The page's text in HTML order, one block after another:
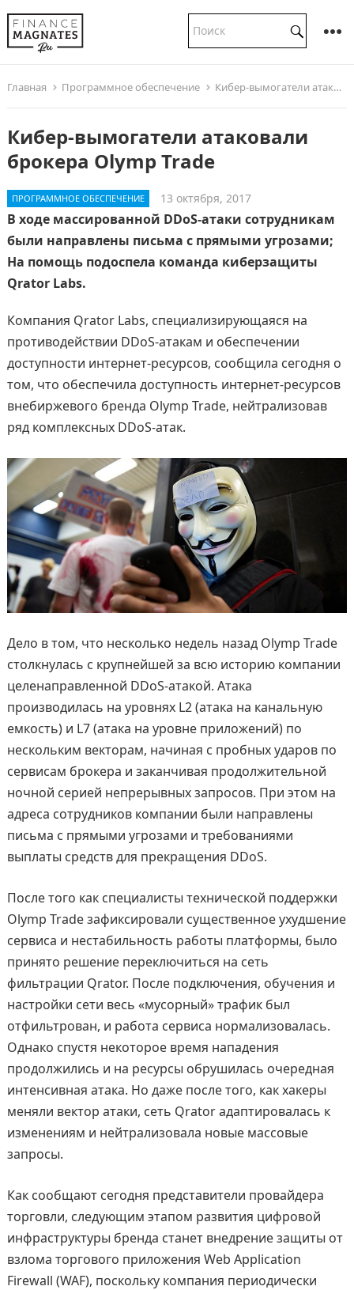
Главная Программное обеспечение Кибер-вымогатели атаковали брокера Olymp Trade
Кибер-вымогатели атаковали
брокера Olymp Trade
ПРОГРАММНОЕ ОБЕСПЕЧЕНИЕ 13 октября, 2017
В ходе массированной DDoS-атаки сотрудникам
были направлены письма с прямыми угрозами;
На помощь подоспела команда киберзащиты
Qrator Labs.
Компания Qrator Labs, специализирующаяся на
противодействии DDoS-атакам и обеспечении
доступности интернет-ресурсов, сообщила сегодня о
том, что обеспечила доступность интернет-ресурсов
внебиржевого бренда Olymp Trade, нейтрализовав
ряд комплексных DDoS-атак.
Дело в том, что несколько недель назад Olymp Trade
столкнулась с крупнейшей за всю историю компании
целенаправленной DDoS-атакой. Атака
производилась на уровнях L2 (атака на канальную
емкость) и L7 (атака на уровне приложений) по
нескольким векторам, начиная с пробных ударов по
сервисам брокера и заканчивая продолжительной
ночной серией непрерывных запросов. При этом на
адреса сотрудников компании были направлены
письма с прямыми угрозами и требованиями
выплаты средств для прекращения DDoS.
После того как специалисты технической поддержки
Olymp Trade зафиксировали существенное ухудшение
сервиса и нестабильность работы платформы, было
принято решение переключиться на сеть
фильтрации Qrator. После подключения, обучения и
настройки сети весь «мусорный» трафик был
отфильтрован, и работа сервиса нормализовалась.
Однако спустя некоторое время нападения
продолжились и на ресурсы обрушилась очередная
интенсивная атака. Но даже после того, как хакеры
меняли вектор атаки, сеть Qrator адаптировалась к
изменениям и нейтрализовала новые массовые
запросы.
Как сообщают сегодня представители провайдера
торговли, следующим этапом развития цифровой
инфраструктуры бренда станет внедрение защиты от
взлома торгового приложения Web Application
Firewall (WAF), поскольку компания периодически